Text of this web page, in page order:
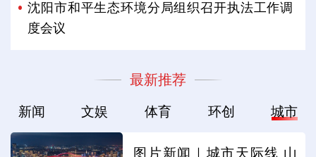
沈阳市和平生态环境分局组织召开执法工作调
度会议
最新推荐
新闻 文娱 体育 环创 城市
图片新闻｜城市天际线 山